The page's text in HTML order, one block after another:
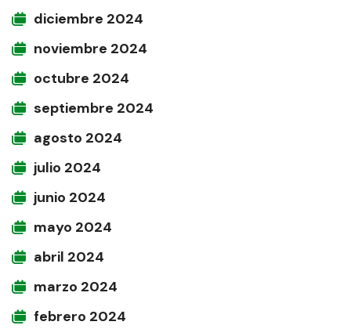
diciembre 2024
noviembre 2024
octubre 2024
septiembre 2024
agosto 2024
julio 2024
junio 2024
mayo 2024
abril 2024
marzo 2024
febrero 2024